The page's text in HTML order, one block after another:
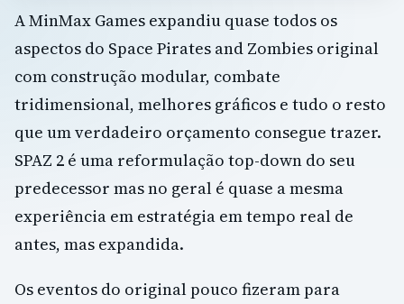
A MinMax Games expandiu quase todos os
aspectos do Space Pirates and Zombies original
com construção modular, combate
tridimensional, melhores gráficos e tudo o resto
que um verdadeiro orçamento consegue trazer.
SPAZ 2 é uma reformulação top-down do seu
predecessor mas no geral é quase a mesma
experiência em estratégia em tempo real de
antes, mas expandida.
Os eventos do original pouco fizeram para